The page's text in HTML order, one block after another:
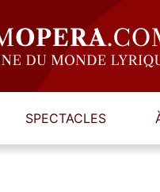
SPECTACLES